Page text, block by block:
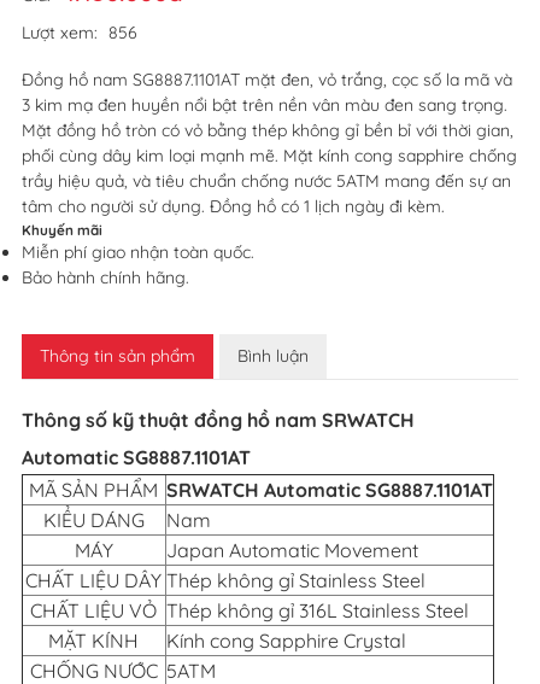
Lượt xem: 856
Đồng hồ nam SG8887.1101AT mặt đen, vỏ trắng, cọc số la mã và
3 kim mạ đen huyền nổi bật trên nền vân màu đen sang trọng.
Mặt đồng hồ tròn có vỏ bằng thép không gỉ bền bỉ với thời gian,
phối cùng dây kim loại mạnh mẽ. Mặt kính cong sapphire chống
trầy hiệu quả, và tiêu chuẩn chống nước 5ATM mang đến sự an
tâm cho người sử dụng. Đồng hồ có 1 lịch ngày đi kèm.
Khuyến mãi
Miễn phí giao nhận toàn quốc.
Bảo hành chính hãng.
Thông tin sản phẩm Bình luận
Thông số kỹ thuật đồng hồ nam SRWATCH
Automatic SG8887.1101AT
MÃ SẢN PHẨM SRWATCH Automatic SG8887.1101AT
KIỂU DÁNG
Nam
MÁY
Japan Automatic Movement
CHẤT LIỆU DÂY Thép không gỉ Stainless Steel
CHẤT LIỆU VỎ Thép không gỉ 316L Stainless Steel
MẶT KÍNH
Kính cong Sapphire Crystal
CHỐNG NƯỚC 5ATM